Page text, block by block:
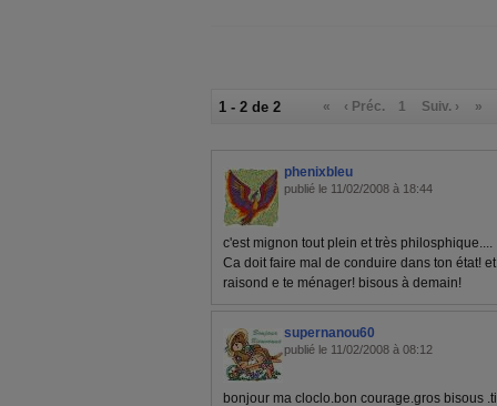
1 - 2 de 2 « ‹ Préc. 1 Suiv. › »
phenixbleu
publié le 11/02/2008 à 18:44
c'est mignon tout plein et très philosphique....
Ca doit faire mal de conduire dans ton état!
raisond e te ménager! bisous à demain!
supernanou60
publié le 11/02/2008 à 08:12
bonjour ma cloclo.bon courage.gros bisous